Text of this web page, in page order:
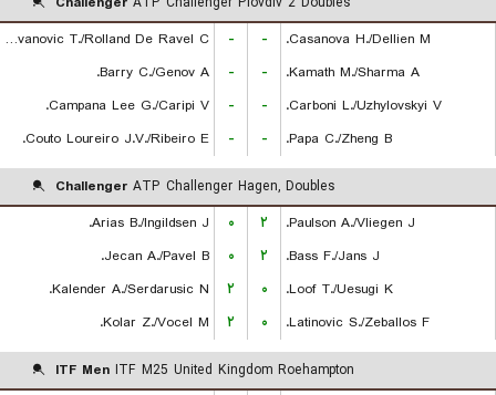
Radovanovic T./Rolland De Ravel C.
- -
Casanova H./Dellien M.
Barry C./Genov A.
- -
Kamath M./Sharma A.
Campana Lee G./Caripi V.
- -
Carboni L./Uzhylovskyi V.
Couto Loureiro J.V./Ribeiro E.
- - Papa C./Zheng B.
Challenger ATP Challenger Hagen, Doubles
Arias B./Ingildsen J.
۰ ۲
Paulson A./Vliegen J.
Jecan A./Pavel B.
۰ ۲
Bass F./Jans J.
Kalender A./Serdarusic N.
۲ ۰
Loof T./Uesugi K.
Kolar Z./Vocel M.
۲ ۰ Latinovic S./Zeballos F.
ITF Men ITF M25 United Kingdom Roehampton